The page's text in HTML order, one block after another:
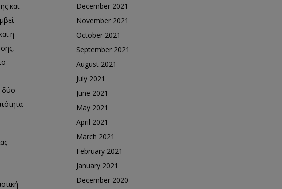
και
η
δύο
December 2021
November 2021
October 2021
September 2021
August 2021
July 2021
June 2021
May 2021
April 2021
March 2021
February 2021
January 2021
December 2020